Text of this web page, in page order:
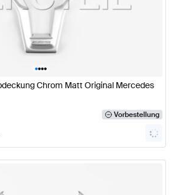
••••
Chrom Matt Original Mercedes
Vorbestellung